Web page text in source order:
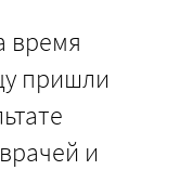
время
пришли
и